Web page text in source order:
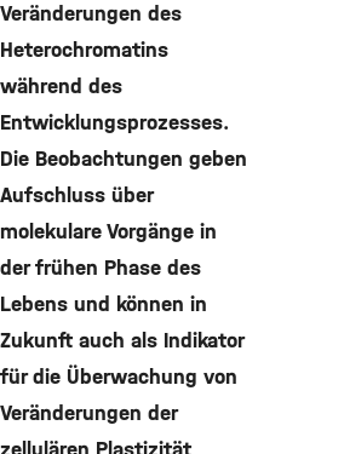
Veränderungen des
Heterochromatins
während des
Entwicklungsprozesses.
Die Beobachtungen geben
Aufschluss über
molekulare Vorgänge in
der frühen Phase des
Lebens und können in
Zukunft auch als Indikator
für die Überwachung von
Veränderungen der